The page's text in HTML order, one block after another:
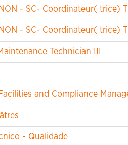
- SC- Coordinateur( trice)
- SC- Coordinateur( trice)
Technician III
and Compliance
- Qualidade